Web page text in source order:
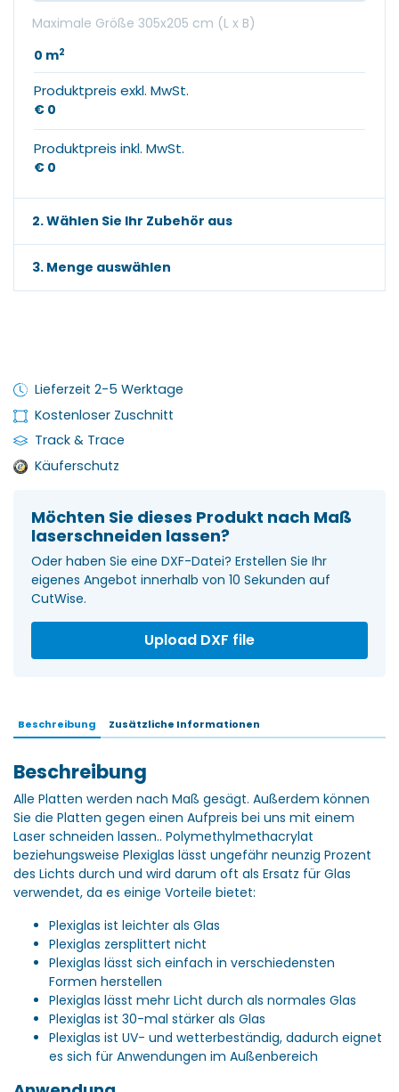
Maximale Größe 305x205 cm (L x B)
0 m2
Produktpreis exkl. MwSt.
€ 0
Produktpreis inkl. MwSt.
€ 0
2. Wählen Sie Ihr Zubehör aus
3. Menge auswählen
Lieferzeit 2-5 Werktage
Kostenloser Zuschnitt
Track & Trace
Käuferschutz
Möchten Sie dieses Produkt nach Maß
laserschneiden lassen?
Oder haben Sie eine DXF-Datei? Erstellen Sie Ihr
eigenes Angebot innerhalb von 10 Sekunden auf
CutWise.
Upload DXF file
Beschreibung Zusätzliche Informationen
Beschreibung
Alle Platten werden nach Maß gesägt. Außerdem können
Sie die Platten gegen einen Aufpreis bei uns mit einem
Laser schneiden lassen.. Polymethylmethacrylat
beziehungsweise Plexiglas lässt ungefähr neunzig Prozent
des Lichts durch und wird darum oft als Ersatz für Glas
verwendet, da es einige Vorteile bietet:
Plexiglas ist leichter als Glas
Plexiglas zersplittert nicht
Plexiglas lässt sich einfach in verschiedensten
Formen herstellen
Plexiglas lässt mehr Licht durch als normales Glas
Plexiglas ist 30-mal stärker als Glas
Plexiglas ist UV- und wetterbeständig, dadurch eignet
es sich für Anwendungen im Außenbereich